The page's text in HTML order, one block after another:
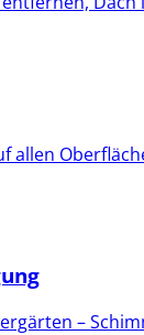
allen
–